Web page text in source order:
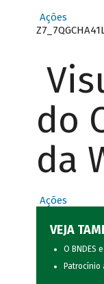
Ações
do
da
Ações
VEJA
O BNDES
Patrocínio